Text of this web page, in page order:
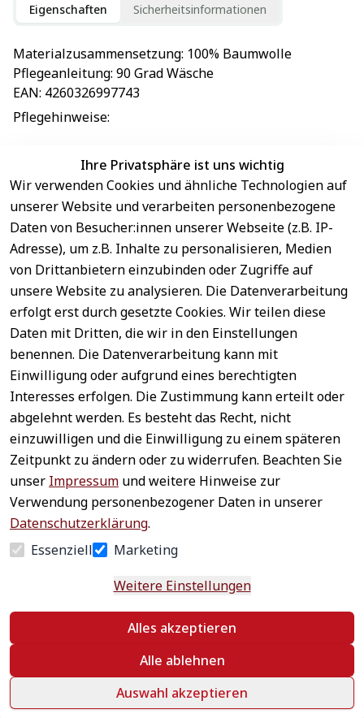
Eigenschaften Sicherheitsinformationen
Materialzusammensetzung: 100% Baumwolle
Pflegeanleitung: 90 Grad Wäsche
EAN: 4260326997743
Pflegehinweise:
EU-Verantwortliche Person - klicken Sie für Details
Ihre Privatsphäre ist uns wichtig
Wir verwenden Cookies und ähnliche Technologien auf
unserer Website und verarbeiten personenbezogene
Daten von Besucher:innen unserer Webseite (z.B. IP-
Adresse), um z.B. Inhalte zu personalisieren, Medien
von Drittanbietern einzubinden oder Zugriffe auf
unsere Website zu analysieren. Die Datenverarbeitung
erfolgt erst durch gesetzte Cookies. Wir teilen diese
Daten mit Dritten, die wir in den Einstellungen
benennen. Die Datenverarbeitung kann mit
Einwilligung oder aufgrund eines berechtigten
Interesses erfolgen. Die Zustimmung kann erteilt oder
abgelehnt werden. Es besteht das Recht, nicht
einzuwilligen und die Einwilligung zu einem späteren
Zeitpunkt zu ändern oder zu widerrufen. Beachten Sie
unser Impressum und weitere Hinweise zur
Verwendung personenbezogener Daten in unserer
Datenschutzerklärung.
Essenziell
Marketing
Weitere Einstellungen
Alles akzeptieren
Alle ablehnen
Auswahl akzeptieren
Rechtliches
AGB
Impressum
Datenschutz
Widerrufsrecht
Widerrufsform
ular
Service
Kontakt
Registrieren
Zahlung &
Versand
Newsletter
abonnieren
Häufige
Fragen
Sichere
Zahlungsar
ten
Schneller
Versand
Vertrag
textildepot24 2026